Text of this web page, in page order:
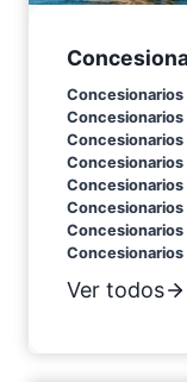
Concesionarios
Concesionarios
Concesionarios
Concesionarios
Concesionarios
Concesionarios
Concesionarios
Concesionarios
Ver todos